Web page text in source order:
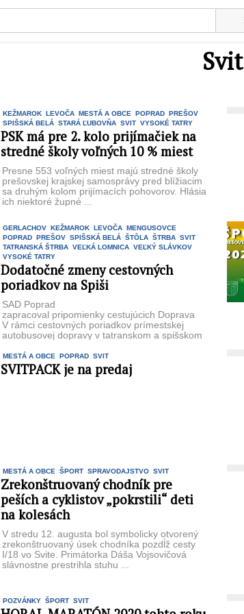
Svit
KEŽMAROK LEVOČA MESTÁ A OBCE POPRAD PREŠOV
SPIŠSKÁ BELÁ STARÁ ĽUBOVŇA SVIT VYSOKÉ TATRY
PSK má pre 2. kolo prijímačiek na
stredné školy voľných 10 % miest
Presne 553 voľných miest majú stredné školy
prešovskej krajskej samosprávy pred blížiacim
sa druhým kolom prijímacích pohovorov. Hlásia
ich niektoré župné ...
GERLACHOV KEŽMAROK LEVOČA MENGUSOVCE
POPRAD PREŠOV SPIŠSKÁ BELÁ ŠTÔLA ŠTRBA SVIT
TATRANSKÁ ŠTRBA VEĽKÁ LOMNICA VEĽKÝ SLÁVKOV
VYSOKÉ TATRY
Dodatočné zmeny cestovných
poriadkov na Spiši
SAD Poprad
zapracoval pripomienky cestujúcich Doprava
V rámci cestovných poriadkov prímestskej
autobusovej dopravy v tatranskom a spišskom
v súvislosti s požiadavkami cestujúcich. Od ...
MESTÁ A OBCE POPRAD SVIT
SVITPACK je na predaj
MESTÁ A OBCE ŠPORT SPRAVODAJSTVO SVIT
Zrekonštruovaný chodník pre
peších a cyklistov „pokrstili“ deti
na kolesách
V stredu 12. augusta bol symbolicky otvorený
zrekonštruovaný úsek chodníka pozdĺž cesty
I/18 vo Svite. Primátorka Dáša Vojsovičová
slávnostne prestrihla stuhu ...
POZVÁNKY ŠPORT SVIT